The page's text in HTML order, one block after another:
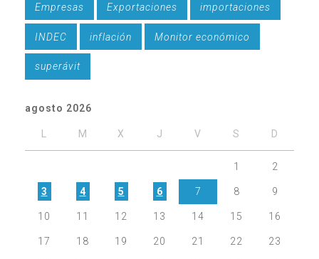
Empresas Exportaciones importaciones
INDEC inflación Monitor económico
superávit
agosto 2026
L M X J V S D
1 2
3 4 5 6 7 8 9
10 11 12 13 14 15 16
17 18 19 20 21 22 23